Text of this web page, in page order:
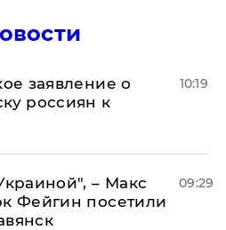
заявление о
россиян к
10:19
– Макс
Фейгин посетили
09:29